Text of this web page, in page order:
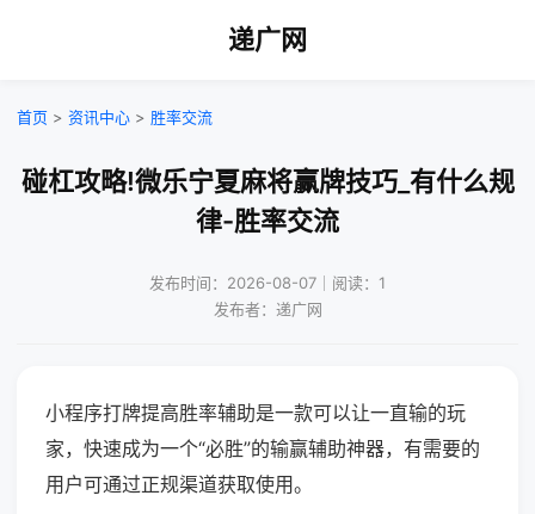
递广网
首页 > 资讯中心 > 胜率交流
碰杠攻略!微乐宁夏麻将赢牌技巧_有什么规
律-胜率交流
发布时间：2026-08-07｜阅读：1
发布者：递广网
小程序打牌提高胜率辅助是一款可以让一直输的玩
家，快速成为一个“必胜”的输赢辅助神器，有需要的
用户可通过正规渠道获取使用。